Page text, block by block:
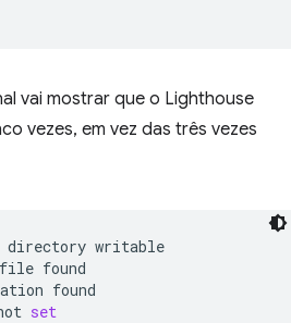
vai mostrar que o Lighthouse
vezes, em vez das três vezes
directory writable
file found
found
set